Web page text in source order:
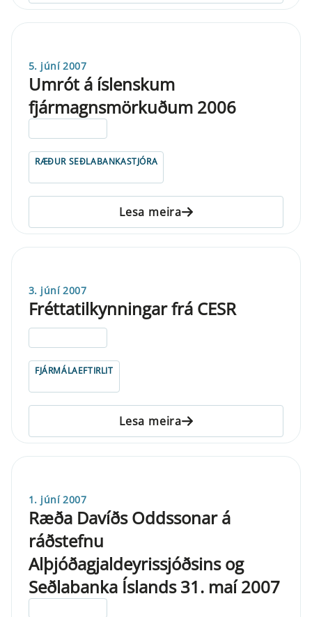
5. júní 2007
Umrót á íslenskum
fjármagnsmörkuðum 2006
RÆÐUR SEÐLABANKASTJÓRA
Lesa meira
3. júní 2007
Fréttatilkynningar frá CESR
FJÁRMÁLAEFTIRLIT
Lesa meira
1. júní 2007
Ræða Davíðs Oddssonar á
ráðstefnu
Alþjóðagjaldeyrissjóðsins og
Seðlabanka Íslands 31. maí 2007